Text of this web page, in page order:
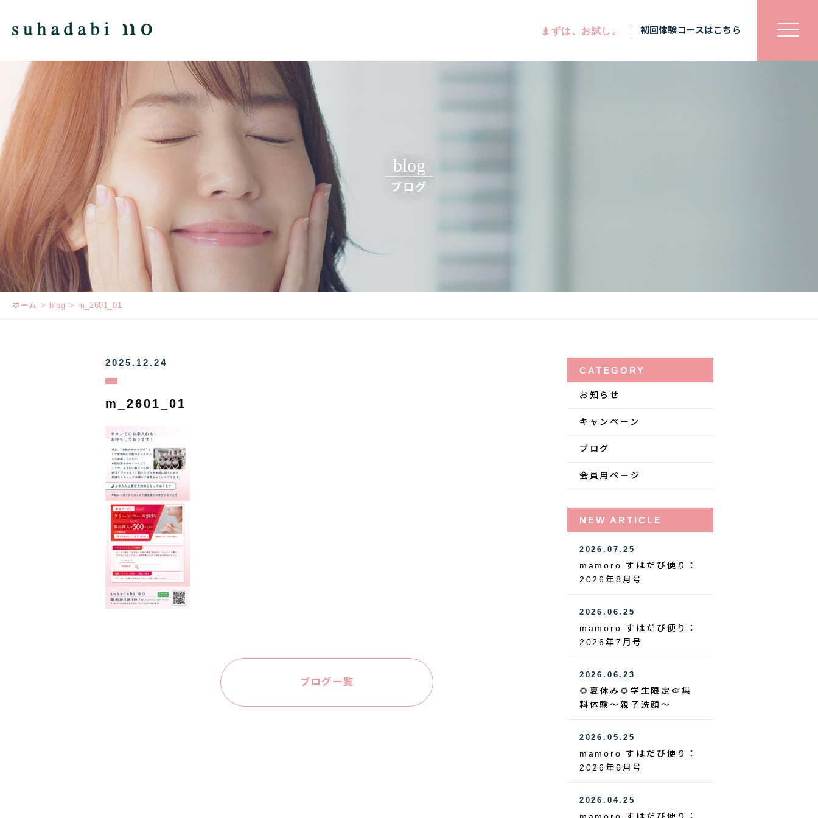
まずは、お試し。 初回体験コースはこちら
blog
ブログ
ホーム blog m_2601_01
2025.12.24
m_2601_01
ブログ一覧
CATEGORY
お知らせ
キャンペーン
ブログ
会員用ページ
NEW ARTICLE
2026.07.25
mamoro すはだび便り：
2026年8月号
2026.06.25
mamoro すはだび便り：
2026年7月号
2026.06.23
🌻夏休み🌻学生限定🍉無
料体験～親子洗顔～
2026.05.25
mamoro すはだび便り：
2026年6月号
2026.04.25